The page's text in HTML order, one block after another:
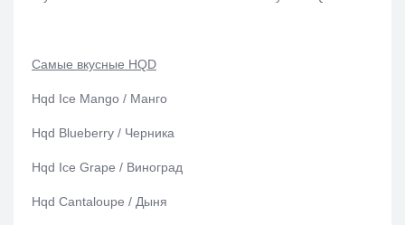
Самые вкусные HQD
Hqd Ice Mango / Манго
Hqd Blueberry / Черника
Hqd Ice Grape / Виноград
Hqd Cantaloupe / Дыня